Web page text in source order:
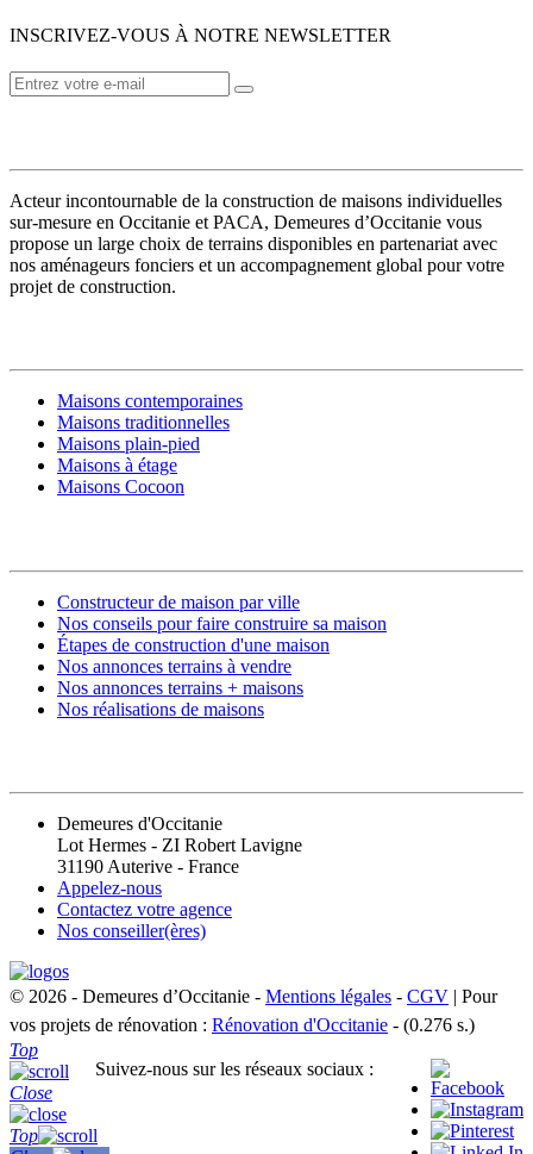
INSCRIVEZ-VOUS À NOTRE NEWSLETTER
Acteur incontournable de la construction de maisons individuelles
sur-mesure en Occitanie et PACA, Demeures d’Occitanie vous
propose un large choix de terrains disponibles en partenariat avec
nos aménageurs fonciers et un accompagnement global pour votre
projet de construction.
Maisons contemporaines
Maisons traditionnelles
Maisons plain-pied
Maisons à étage
Maisons Cocoon
Constructeur de maison par ville
Nos conseils pour faire construire sa maison
Étapes de construction d'une maison
Nos annonces terrains à vendre
Nos annonces terrains + maisons
Nos réalisations de maisons
Demeures d'Occitanie
Lot Hermes - ZI Robert Lavigne
31190 Auterive - France
Appelez-nous
Contactez votre agence
Nos conseiller(ères)
© 2026 - Demeures d’Occitanie - Mentions légales - CGV | Pour
vos projets de rénovation : Rénovation d'Occitanie - (0.276 s.)
Suivez-nous sur les réseaux sociaux :
Top
Close
Top